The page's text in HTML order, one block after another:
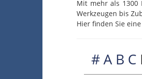
Mit mehr als 1300
Werkzeugen bis
Hier finden Sie
#A B C